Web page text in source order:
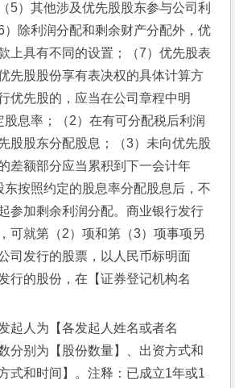
5）其他涉及优先股股东参与公司利
）除利润分配和剩余财产分配外，优
上具有不同的设置；（7）优先股表
先股股份享有表决权的具体计算方
优先股的，应当在公司章程中明
息率；（2）在有可分配税后利润
股股东分配股息；（3）未向优先股
差额部分应当累积到下一会计年
东按照约定的股息率分配股息后，不
参加剩余利润分配。商业银行发行
可就第（2）项和第（3）项事项另
司发行的股票，以人民币标明面
行的股份，在【证券登记机构名
起人为【各发起人姓名或者名
分别为【股份数量】、出资方式和
式和时间】。注释：已成立1年或1